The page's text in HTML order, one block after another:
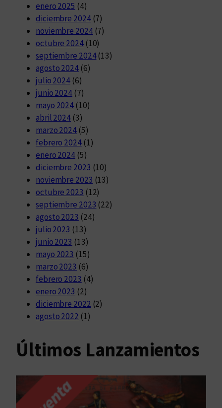
enero 2025 (4)
diciembre 2024(7)
noviembre 2024(7)
octubre 2024(10)
septiembre 2024(13)
agosto 2024(6)
julio 2024 (6)
junio 2024 (7)
mayo 2024 (10)
abril 2024 (3)
marzo 2024 (5)
febrero 2024(1)
enero 2024 (5)
diciembre 2023 (10)
noviembre 2023 (13)
octubre 2023 (12)
septiembre 2023 (22)
agosto 2023 (24)
julio 2023 (13)
junio 2023 (13)
mayo 2023 (15)
marzo 2023 (6)
febrero 2023 (4)
enero 2023 (2)
diciembre 2022 (2)
agosto 2022 (1)
Últimos Lanzamientos